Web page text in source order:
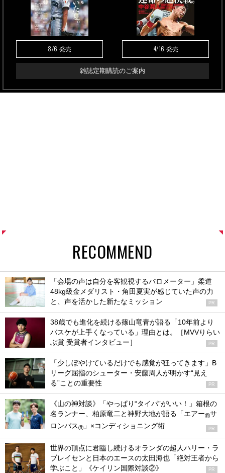
8/6 発売 4/16 発売
雑誌定期購読のご案内
RECOMMEND
「会場の声は自分を客観視するバロメーター」柔道
48kg級金メダリスト・角田夏実が感じていた声の力
と、声を活かした新たなミッション
PR
38歳でも進化を続ける篠山竜青が語る「10年前より
バスケが上手くなっている」理由とは。［MVVりらい
ぶ賞 受賞者インタビュー］
PR
「少しぼやけているだけでも感覚が狂ってきます」B
リーグ屈指のシューター・安藤周人が明かす“見え
る”ことの重要性
PR
《山の神対談》「やっぱり“タイパ”がいい！」箱根の
名ランナー、柏原竜二と神野大地が語る「エアー®サ
ロンパス® 」×コンディショニング術 PR
世界の頂点に君臨し続けるオランダの超人ハリー・ラ
ブレイセンと日本のエースの太田海也「絶対王者から
学ぶこと」《ケイリン国際対談②》
PR